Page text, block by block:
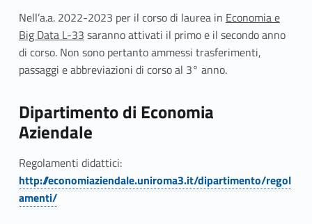
Nell’a.a. 2022-2023 per il corso di laurea in Economia e
Big Data L-33 saranno attivati il primo e il secondo anno
di corso. Non sono pertanto ammessi trasferimenti,
passaggi e abbreviazioni di corso al 3° anno.
Dipartimento di Economia
Aziendale
Regolamenti didattici:
http://economiaziendale.uniroma3.it/dipartimento/regol
amenti/